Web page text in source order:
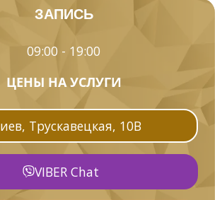
ЗАПИСЬ
09:00 - 19:00
ЦЕНЫ НА УСЛУГИ
Трускавецкая, 10В
VIBER Chat